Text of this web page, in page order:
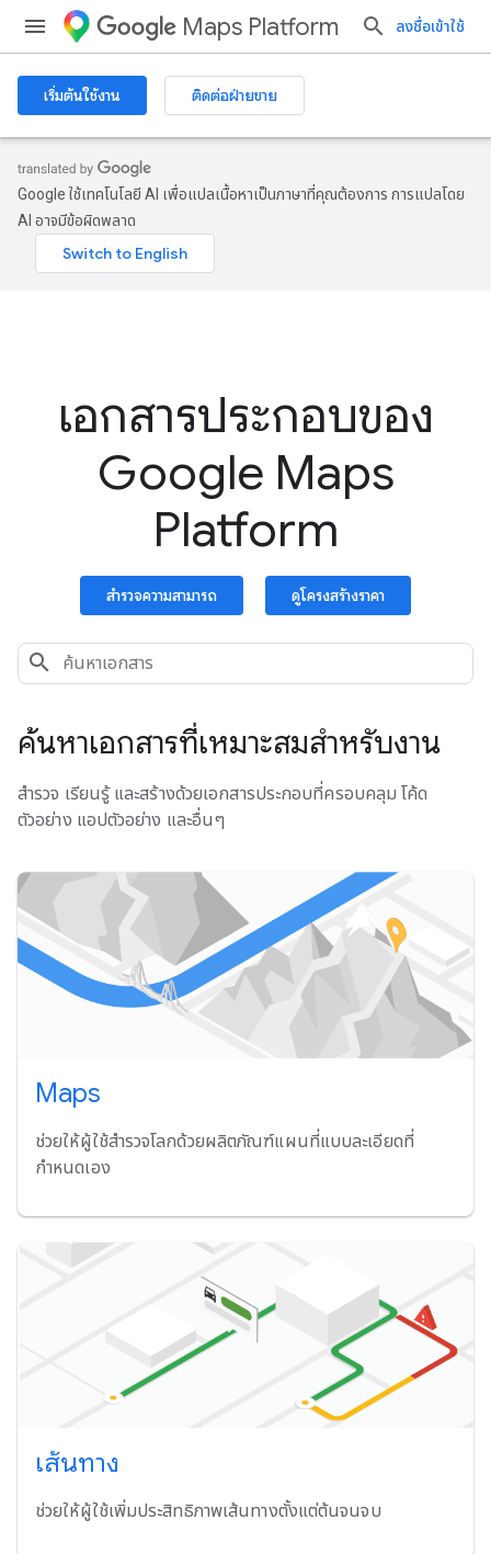
Maps Platform ลงชื่อเข้าใช้
เริ่มต้นใช้งาน ติดต่อฝ่ายขาย
Google ใช้เทคโนโลยี AI เพื่อแปลเนื้อหาเป็นภาษาที่คุณต้องการ การแปลโดย
AI อาจมีข้อผิดพลาด
เอกสารประกอบของ
Google Maps
Platform
สำรวจความสามารถ ดูโครงสร้างราคา
ค้นหาเอกสารที่เหมาะสมสำหรับงาน
สำรวจ เรียนรู้ และสร้างด้วยเอกสารประกอบที่ครอบคลุม โค้ด
ตัวอย่าง แอปตัวอย่าง และอื่นๆ
Maps
ช่วยให้ผู้ใช้สำรวจโลกด้วยผลิตภัณฑ์แผนที่แบบละเอียดที่
กำหนดเอง
เส้นทาง
ช่วยให้ผู้ใช้เพิ่มประสิทธิภาพเส้นทางตั้งแต่ต้นจนจบ